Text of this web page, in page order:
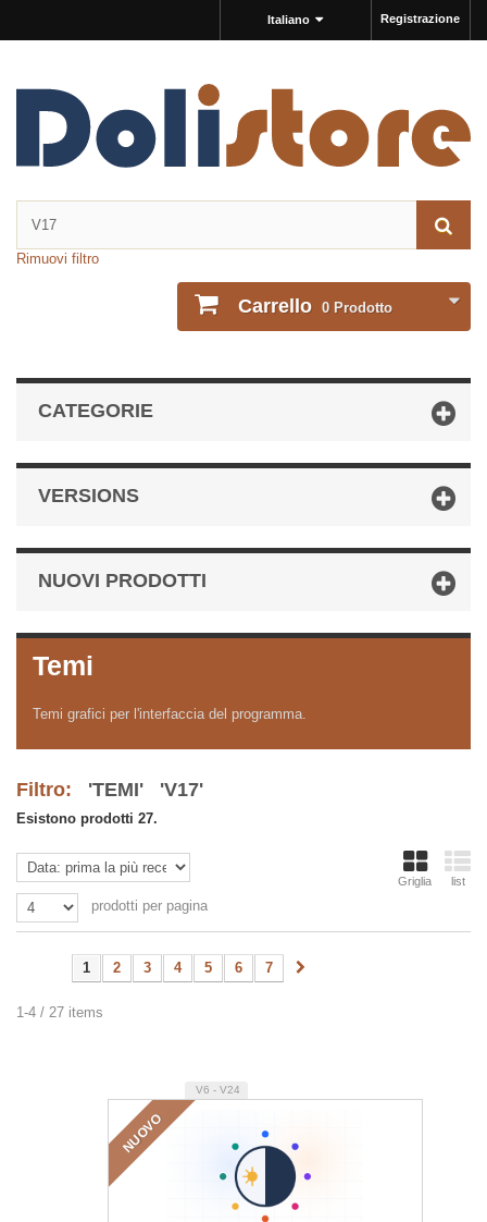
Registrazione
Italiano
Rimuovi filtro
Carrello 0 Prodotto
CATEGORIE
VERSIONS
NUOVI PRODOTTI
Temi
Temi grafici per l'interfaccia del programma.
Filtro: 'TEMI' 'V17'
Esistono prodotti 27.
Griglia list
prodotti per pagina
1 2 3 4 5 6 7
1-4 / 27 items
NUOVO
V6 - V24